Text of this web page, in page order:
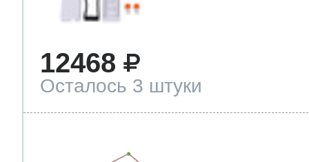
12468
Осталось 3 штуки